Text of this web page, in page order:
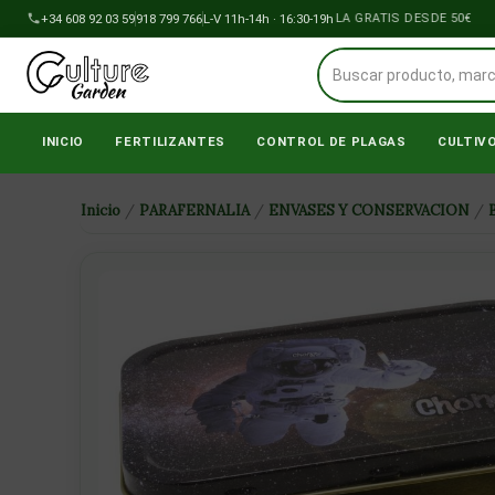
al
contenido
+34 608 92 03 59918 799 766L-V 11h-14h · 16:30-19h
ENVÍOS A PENÍNSULA GRATIS DESDE 50€
INICIO FERTILIZANTES CONTROL DE PLAGAS CULTIVO
Inicio / PARAFERNALIA / ENVASES Y CONSERVACION /